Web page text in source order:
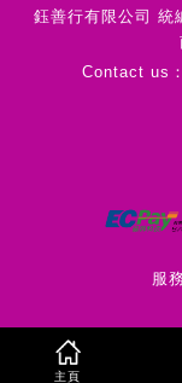
鈺善行有限公司
Contact us
服
主頁